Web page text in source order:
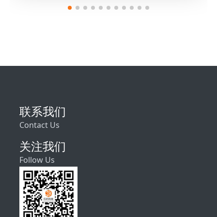
联系我们
Contact Us
关注我们
Follow Us